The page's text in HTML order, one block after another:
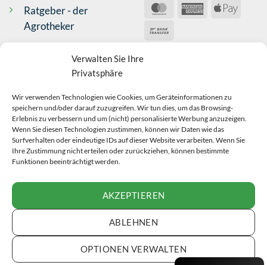
Verwalten Sie Ihre
Privatsphäre
Wir verwenden Technologien wie Cookies, um Geräteinformationen zu
speichern und/oder darauf zuzugreifen. Wir tun dies, um das Browsing-
Erlebnis zu verbessern und um (nicht) personalisierte Werbung anzuzeigen.
Wenn Sie diesen Technologien zustimmen, können wir Daten wie das
Surfverhalten oder eindeutige IDs auf dieser Website verarbeiten. Wenn Sie
Ihre Zustimmung nicht erteilen oder zurückziehen, können bestimmte
Funktionen beeinträchtigt werden.
AKZEPTIEREN
ABLEHNEN
OPTIONEN VERWALTEN
Ratgeber - der
Agrotheker
AGB
Widerrufsrecht
Datenschutz
MasterCardAmericanApple
Transfer
BEWERTUNGEN
WIDERRUFEN
Bargum, DE,
Antje Wilms-Gülicher
Verifizierter Kunde
Top Produkt, schnelle Lieferung
Bad Neustadt an der Saale, DE,
Anonym
Verifizierter Kunde
Sehr schnelle Lieferung, alles bestens!
Oberstadion, DE,